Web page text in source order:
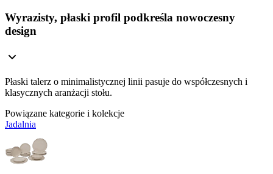
Wyrazisty, płaski profil podkreśla nowoczesny
design
Płaski talerz o minimalistycznej linii pasuje do współczesnych i
klasycznych aranżacji stołu.
Powiązane kategorie i kolekcje
Jadalnia